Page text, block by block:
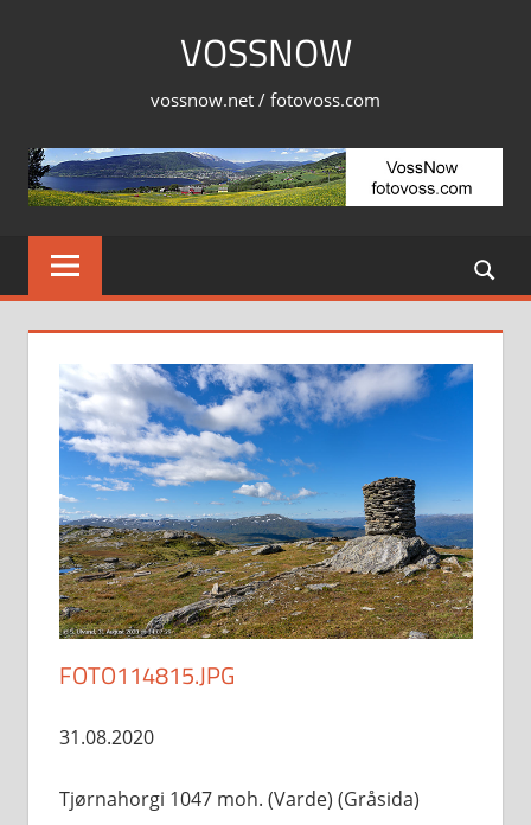
VOSSNOW
vossnow.net / fotovoss.com
FOTO114815.JPG
31.08.2020
Tjørnahorgi 1047 moh. (Varde) (Gråsida)